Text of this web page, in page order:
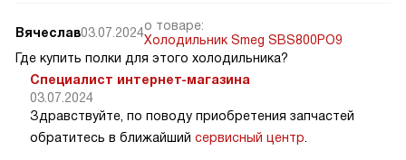
Вячеслав03.07.2024о товаре:
Холодильник Smeg SBS800PO9
Где купить полки для этого холодильника?
Специалист интернет-магазина
03.07.2024
Здравствуйте, по поводу приобретения запчастей
обратитесь в ближайший сервисный центр